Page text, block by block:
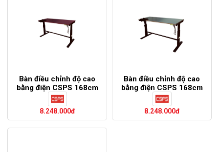
Bàn điều chỉnh độ cao
bằng điện CSPS 168cm
màu đỏ
8.248.000đ
Bàn điều chỉnh độ cao
bằng điện CSPS 168cm
màu xám
8.248.000đ